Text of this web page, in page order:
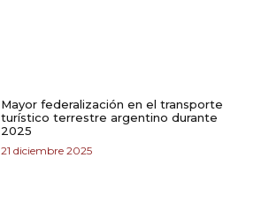
Mayor federalización en el transporte
turístico terrestre argentino durante
2025
21 diciembre 2025